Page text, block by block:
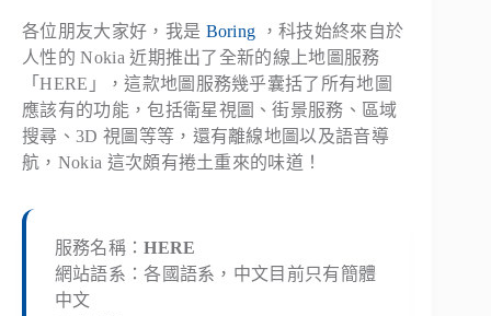
各位朋友大家好，我是 Boring ，科技始終來自於
人性的 Nokia 近期推出了全新的線上地圖服務
「HERE」，這款地圖服務幾乎囊括了所有地圖
應該有的功能，包括衛星視圖、街景服務、區域
搜尋、3D 視圖等等，還有離線地圖以及語音導
航，Nokia 這次頗有捲土重來的味道！
服務名稱：HERE
網站語系：各國語系，中文目前只有簡體
中文